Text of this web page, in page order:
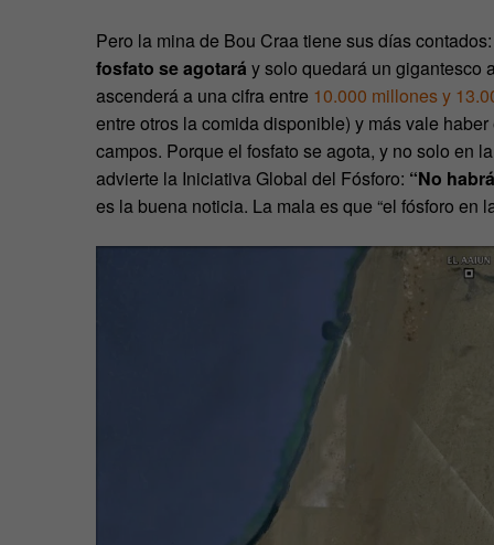
Pero la mina de Bou Craa tiene sus días contados:
fosfato se agotará y solo quedará un gigantesco
ascenderá a una cifra entre 10.000 millones y
entre otros la comida disponible) y más vale
campos. Porque el fosfato se agota, y no solo en
advierte la Iniciativa Global del Fósforo: “No
es la buena noticia. La mala es que “el fósforo en